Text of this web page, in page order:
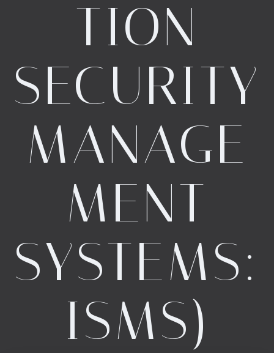
TION
SECURITY
MANAGE
MENT
SYSTEMS:
ISMS)